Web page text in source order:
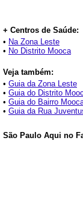
+ Centros de Saúde:
• Na Zona Leste
• No Distrito Mooca
Veja também:
• Guia da Zona Leste
• Guia do Distrito
• Guia do Bairro
• Guia da Rua
São Paulo Aqui no